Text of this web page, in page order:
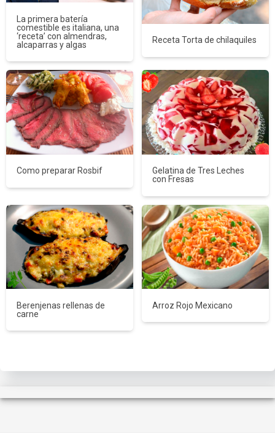
La primera batería
comestible es italiana, una
‘receta’ con almendras,
alcaparras y algas
Receta Torta de chilaquiles
Como preparar Rosbif
Gelatina de Tres Leches
con Fresas
Berenjenas rellenas de
carne
Arroz Rojo Mexicano